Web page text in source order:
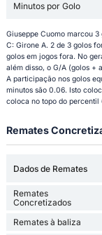
Minutos por Golo
Giuseppe Cuomo marcou
C: Girone A. 2 de 3 golos
golos em jogos fora. No
além disso, o G/A (golos +
A participação nos golos
minutos são 0.06. Isto
coloca no topo do percentil
Remates
Dados de Remates
Remates
Concretizados
Remates à baliza